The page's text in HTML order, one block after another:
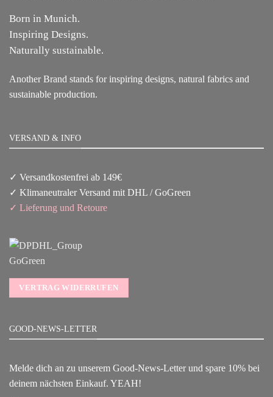
Born in Munich.
Inspiring Designs.
Naturally sustainable.
Another Brand stands for inspiring designs, natural fabrics and
sustainable production.
VERSAND & INFO
✓ Versandkostenfrei ab 149€
✓ Klimaneutraler Versand mit DHL / GoGreen
✓ Lieferung und Retoure
VERTRAG WIDERRUFEN
GOOD-NEWS-LETTER
Melde dich an zu unserem Good-News-Letter und spare 10% bei
deinem nächsten Einkauf. YEAH!